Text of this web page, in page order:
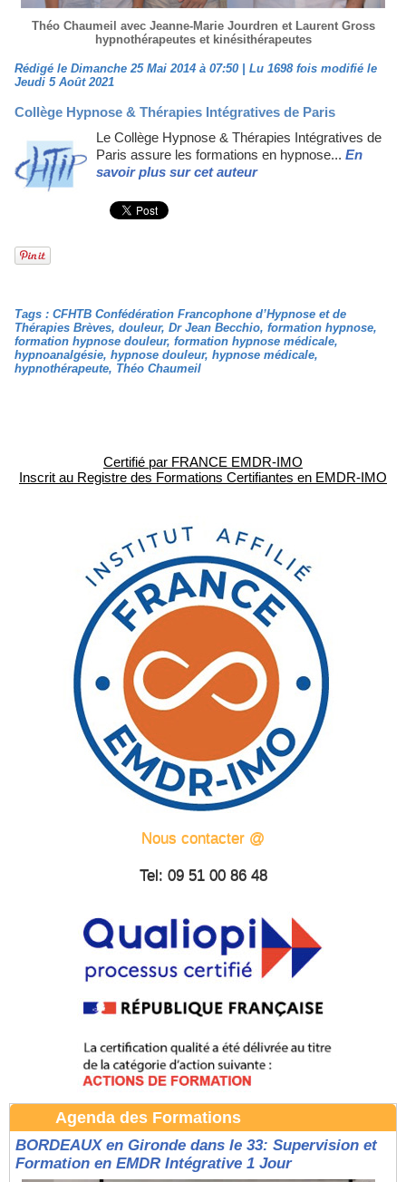
Théo Chaumeil avec Jeanne-Marie Jourdren et Laurent Gross
hypnothérapeutes et kinésithérapeutes
Rédigé le Dimanche 25 Mai 2014 à 07:50 | Lu 1698 fois modifié le
Jeudi 5 Août 2021
Collège Hypnose & Thérapies Intégratives de Paris
Le Collège Hypnose & Thérapies Intégratives de
Paris assure les formations en hypnose... En
savoir plus sur cet auteur
Tags : CFHTB Confédération Francophone d’Hypnose et de
Thérapies Brèves, douleur, Dr Jean Becchio, formation hypnose,
formation hypnose douleur, formation hypnose médicale,
hypnoanalgésie, hypnose douleur, hypnose médicale,
hypnothérapeute, Théo Chaumeil
Certifié par FRANCE EMDR-IMO
Inscrit au Registre des Formations Certifiantes en EMDR-IMO
Nous contacter @
Tel: 09 51 00 86 48
Agenda des Formations
BORDEAUX en Gironde dans le 33: Supervision et
Formation en EMDR Intégrative 1 Jour